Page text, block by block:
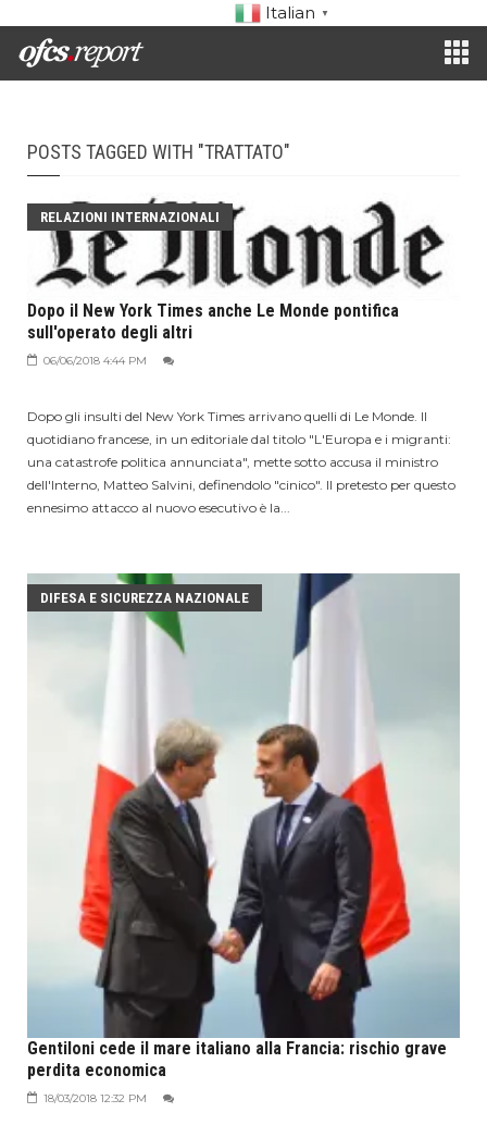
Italian ▼
POSTS TAGGED WITH "TRATTATO"
RELAZIONI INTERNAZIONALI
Dopo il New York Times anche Le Monde pontifica
sull'operato degli altri
06/06/2018 4:44 PM
Dopo gli insulti del New York Times arrivano quelli di Le Monde. Il
quotidiano francese, in un editoriale dal titolo "L'Europa e i migranti:
una catastrofe politica annunciata", mette sotto accusa il ministro
dell'Interno, Matteo Salvini, definendolo "cinico". Il pretesto per questo
ennesimo attacco al nuovo esecutivo è la...
DIFESA E SICUREZZA NAZIONALE
Gentiloni cede il mare italiano alla Francia: rischio grave
perdita economica
18/03/2018 12:32 PM